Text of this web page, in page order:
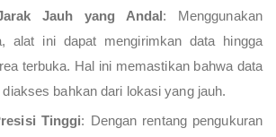
Jauh yang Andal: Menggunakan
alat ini dapat mengirimkan data hingga
terbuka. Hal ini memastikan bahwa data
bahkan dari lokasi yang jauh.
Tinggi: Dengan rentang pengukuran